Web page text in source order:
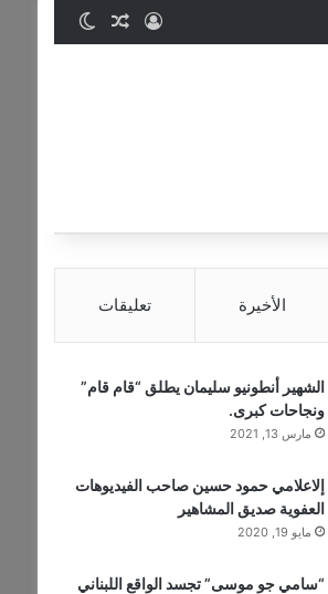
تسجيل الدخول
مقال عشوائي
الأخيرة تعليقات
الشهير أنطونيو سليمان يطلق “قام قام”
ونجاحات كبرى.
مارس 13, 2021
إلاعلامي حمود حسين صاحب الفيديوهات
العفوية صديق المشاهير
مايو 19, 2020
“سامي جو موسى” تجسد الواقع اللبناني